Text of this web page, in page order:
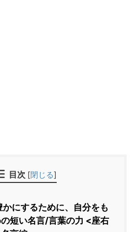
目次 [閉じる]
かにするために、自分をも
短い名言/言葉の力 <座右